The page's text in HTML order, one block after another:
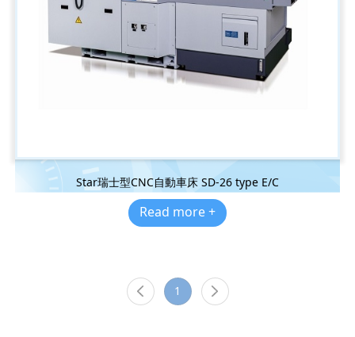
Star瑞士型CNC自動車床 SD-26 type E/C
Read more +
1